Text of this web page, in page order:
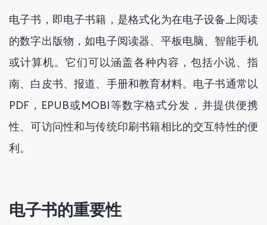
电子书，即电子书籍，是格式化为在电子设备上阅读
的数字出版物，如电子阅读器、平板电脑、智能手机
或计算机。它们可以涵盖各种内容，包括小说、指
南、白皮书、报道、手册和教育材料。电子书通常以
PDF，EPUB或MOBI等数字格式分发，并提供便携
性、可访问性和与传统印刷书籍相比的交互特性的便
利。
电子书的重要性